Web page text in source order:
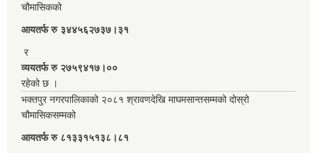
चौमासिकको
आयतर्फ रु‌ ३४४५६२७३७।३१
र
व्ययतर्फ रु २७५९४१७।००
रहेको छ ।
भक्तपुर नगरपालिकाको २०८१ श्रावणदेखि माघमसान्तसम्मको दोस्रो
चौमासिकसम्मको
आयतर्फ रु‌ ८१३३१५१३८।८१